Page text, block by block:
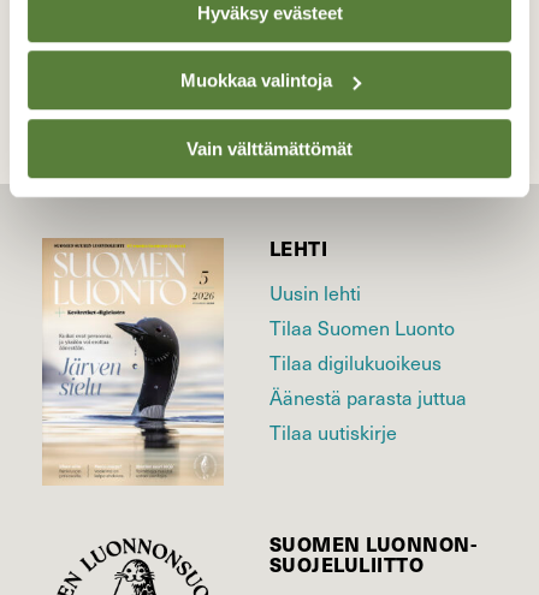
Hyväksy evästeet
Muokkaa valintoja
Vain välttämättömät
TAKAISIN LISTAAN
LEHTI
Uusin lehti
Tilaa Suomen Luonto
Tilaa digilukuoikeus
Äänestä parasta juttua
Tilaa uutiskirje
SUOMEN LUONNON­
SUOJELU­LIITTO